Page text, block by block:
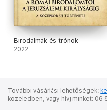
Birodalmak és trónok
2022
További vásárlási lehetőségek:
közeledben, vagy hívj minket: 06